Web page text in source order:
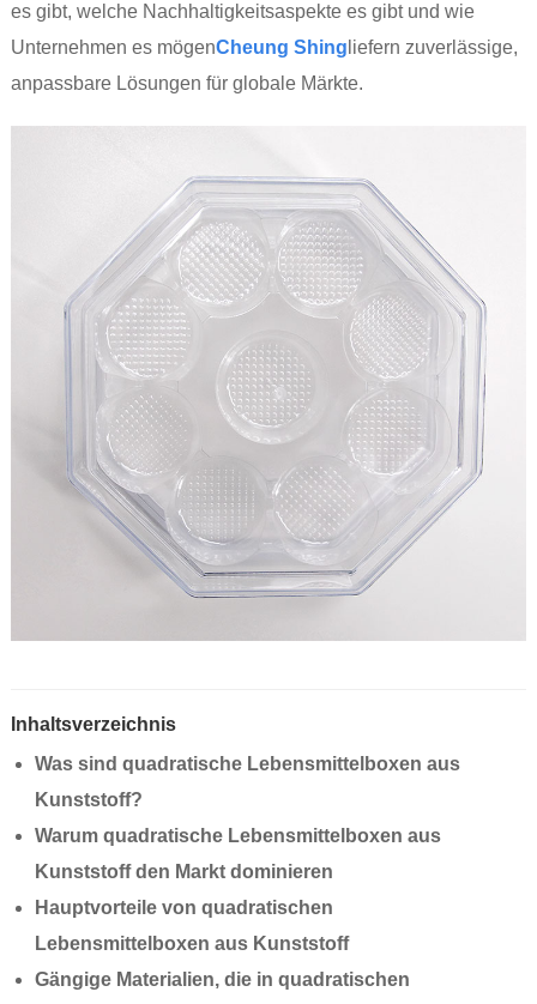
es gibt, welche Nachhaltigkeitsaspekte es gibt und wie
Unternehmen es mögenCheung Shing liefern zuverlässige,
anpassbare Lösungen für globale Märkte.
Inhaltsverzeichnis
Was sind quadratische Lebensmittelboxen aus
Kunststoff?
Warum quadratische Lebensmittelboxen aus
Kunststoff den Markt dominieren
Hauptvorteile von quadratischen
Lebensmittelboxen aus Kunststoff
Gängige Materialien, die in quadratischen